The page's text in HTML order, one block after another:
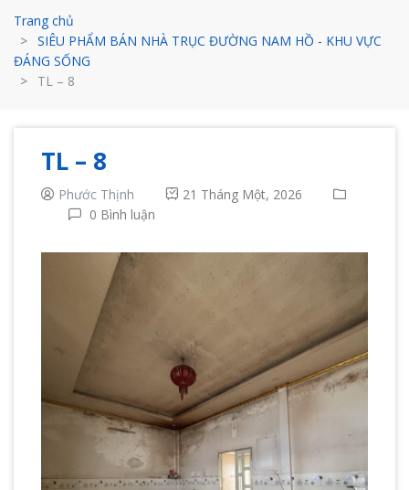
Trang chủ
SIÊU PHẨM BÁN NHÀ TRỤC ĐƯỜNG NAM HỒ - KHU VỰC
ĐÁNG SỐNG
TL – 8
TL – 8
Phước Thịnh
21 Tháng Một, 2026
0 Bình luận